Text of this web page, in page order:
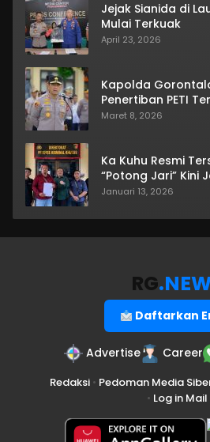
Jejak Sianida di
Mulai Terkuak
April 23, 2026
Kapolda
Penertiban PETI
Maret 8, 2026
Ka Kuhu Resmi
“Potong Jari” Kini
Januari 13, 2026
RG
Daftarkan
Advertise Career
Redaksi• Pedoman Media
• Log in Mail